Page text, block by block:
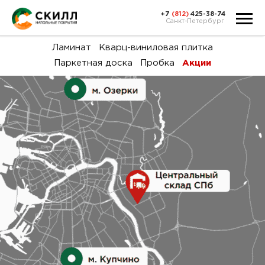
и
+7 (812) 425-38-74
Санкт-Петербург
Ламинат
Кварц-виниловая плитка
Паркетная доска
Пробка Акции